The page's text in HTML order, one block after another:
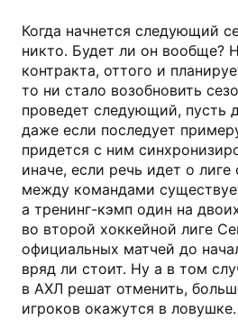
Когда начнется следующий
никто. Будет ли он вообще?
контракта, оттого и
то ни стало возобновить
проведет следующий, пусть
даже если последует
придется с ним
иначе, если речь идет о
между командами
а тренинг-кэмп один на
во второй хоккейной лиге
официальных матчей до
вряд ли стоит. Ну а в том
в АХЛ решат отменить,
игроков окажутся в ловушке.